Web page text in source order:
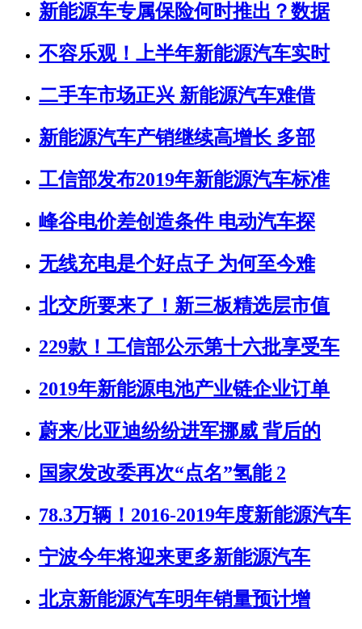
新能源车专属保险何时推出？数据
不容乐观！上半年新能源汽车实时
二手车市场正兴 新能源汽车难借
新能源汽车产销继续高增长 多部
工信部发布2019年新能源汽车标准
峰谷电价差创造条件 电动汽车探
无线充电是个好点子 为何至今难
北交所要来了！新三板精选层市值
229款！工信部公示第十六批享受车
2019年新能源电池产业链企业订单
蔚来/比亚迪纷纷进军挪威 背后的
国家发改委再次“点名”氢能 2
78.3万辆！2016-2019年度新能源汽车
宁波今年将迎来更多新能源汽车
北京新能源汽车明年销量预计增